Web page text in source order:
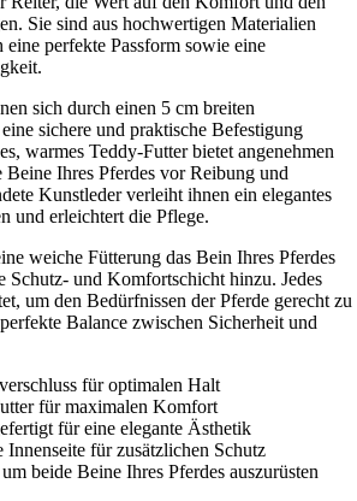
Sie sind aus hochwertigen Materialien
eine perfekte Passform sowie eine
sich durch einen 5 cm breiten
sichere und praktische Befestigung
warmes Teddy-Futter bietet angenehmen
Ihres Pferdes vor Reibung und
Kunstleder verleiht ihnen ein elegantes
und erleichtert die Pflege.
weiche Fütterung das Bein Ihres Pferdes
Schutz- und Komfortschicht hinzu. Jedes
um den Bedürfnissen der Pferde gerecht zu
Balance zwischen Sicherheit und
für optimalen Halt
für maximalen Komfort
für eine elegante Ästhetik
Innenseite für zusätzlichen Schutz
beide Beine Ihres Pferdes auszurüsten